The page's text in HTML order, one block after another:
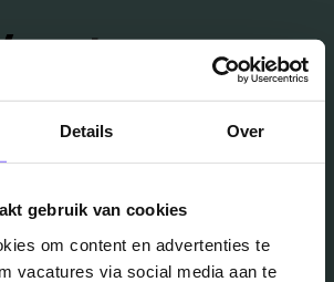
Details Over
gebruik van cookies
om content en advertenties te
vacatures via social media aan te
mailbox?
we houden je op de hoogte
Job Alert instellen